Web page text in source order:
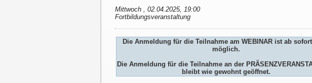
Mittwoch , 02.04.2025, 19:00
Fortbildungsveranstaltung
Die Anmeldung für die Teilnahme am WEBINAR ist ab sofort
möglich.
Die Anmeldung für die Teilnahme an der
bleibt wie gewohnt geöffnet.